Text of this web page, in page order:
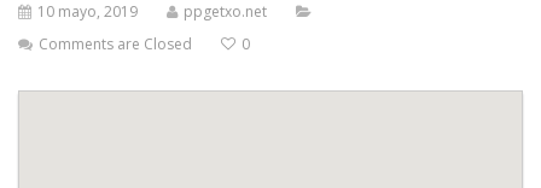
10 mayo, 2019
ppgetxo.net
Comments are Closed
0